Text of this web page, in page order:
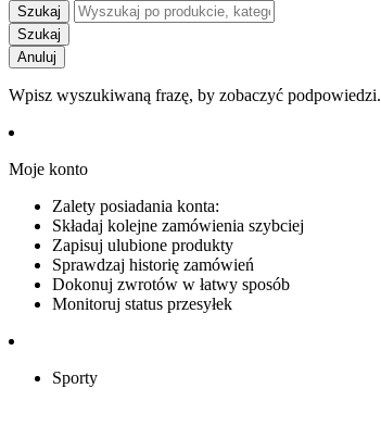
Szukaj
Szukaj
Anuluj
Wpisz wyszukiwaną frazę, by zobaczyć podpowiedzi.
Moje konto
Zalety posiadania konta:
Składaj kolejne zamówienia szybciej
Zapisuj ulubione produkty
Sprawdzaj historię zamówień
Dokonuj zwrotów w łatwy sposób
Monitoruj status przesyłek
Sporty